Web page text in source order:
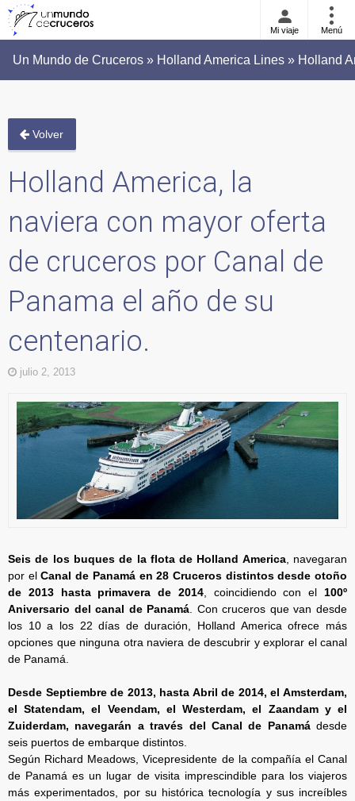
Mi viaje Menú
Un Mundo de Cruceros » Holland America Lines » Holland
Volver
Holland America, la
naviera con mayor oferta
de cruceros por Canal de
Panama el año de su
centenario.
julio 2, 2013
Seis de los buques de la flota de Holland America, navegaran
por elCanal de Panamá en 28 Cruceros distintos desde otoño
de 2013 hasta primavera de 2014, coincidiendo con el 100º
Aniversario del canal de Panamá . Con cruceros que van desde
los 10 a los 22 días de duración, Holland America ofrece más
opciones que ninguna otra naviera de descubrir y explorar el canal
de Panamá.
Desde Septiembre de 2013, hasta Abril de 2014, el Amsterdam,
el Statendam, el Veendam, el Westerdam, el Zaandam y el
Zuiderdam, navegarán a través del Canal de Panamádesde
seis puertos de embarque distintos.
Según Richard Meadows, Vicepresidente de la compañía el Canal
de Panamá es un lugar de visita imprescindible para los viajeros
más experimentados, por su histórica tecnología y sus increíbles